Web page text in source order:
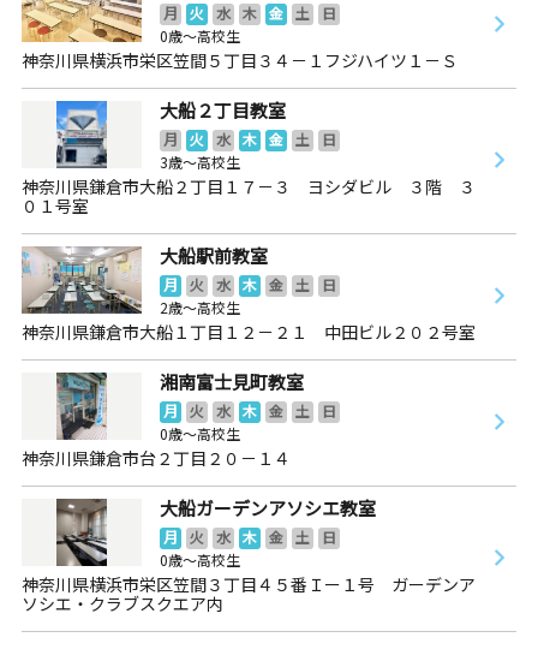
月 火 水 木 金 土
日
0歳～高校生
神奈川県横浜市栄区笠間５丁目３４－１フジハイツ１－Ｓ
大船２丁目教室
月 火 水 木 金 土
日
3歳～高校生
神奈川県鎌倉市大船２丁目１７－３ ヨシダビル ３階 ３
０１号室
大船駅前教室
月 火 水 木 金 土
日
2歳～高校生
神奈川県鎌倉市大船１丁目１２－２１ 中田ビル２０２号室
湘南富士見町教室
月 火 水 木 金 土
日
0歳～高校生
神奈川県鎌倉市台２丁目２０－１４
大船ガーデンアソシエ教室
月 火 水 木 金 土
日
0歳～高校生
神奈川県横浜市栄区笠間３丁目４５番Ｉー１号 ガーデンア
ソシエ・クラブスクエア内